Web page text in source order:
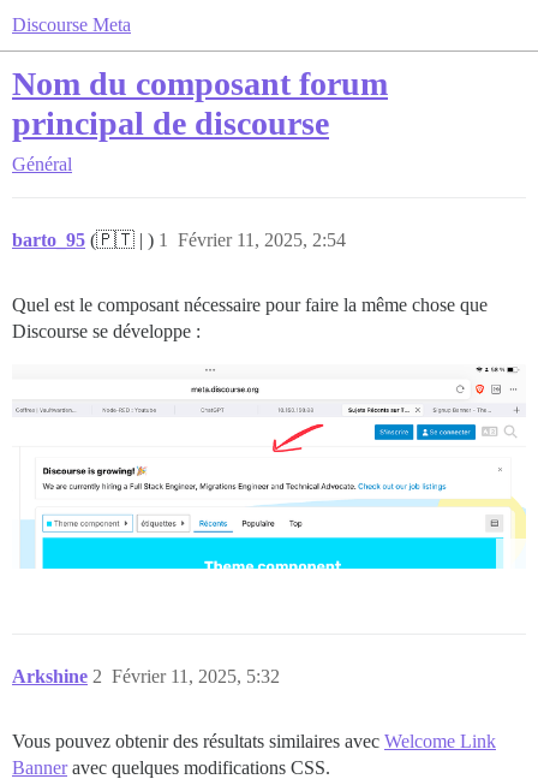
Discourse Meta
Nom du composant forum
principal de discourse
Général
barto_95 (🇵🇹 | ) Février 11, 2025, 2:54
1
Quel est le composant nécessaire pour faire la même chose que
Discourse se développe :
Arkshine Février 11, 2025, 5:32
2
Vous pouvez obtenir des résultats similaires avec Welcome Link
Banneravec quelques modifications CSS.